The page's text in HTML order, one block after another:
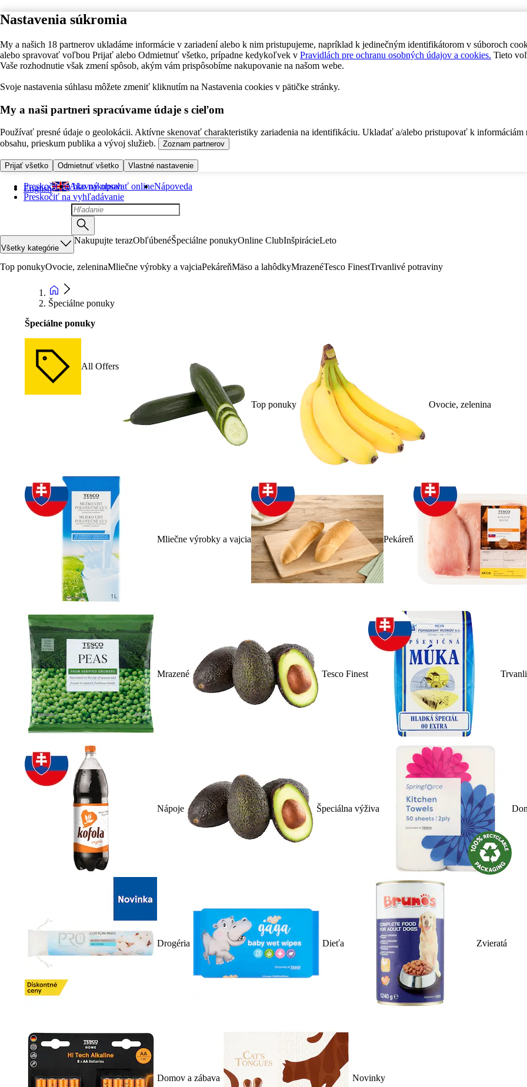
Nastavenia súkromia
My a našich 18 partnerov ukladáme informácie v zariadení alebo k nim pristupujeme, napríklad k jedinečným identifikátorom v súboroch
alebo spravovať voľbou Prijať alebo Odmietnuť všetko, prípadne kedykoľvek v Pravidlách pre ochranu osobných údajov a cookies. Tieto
Vaše rozhodnutie však zmení spôsob, akým vám prispôsobíme nakupovanie na našom webe.
Svoje nastavenia súhlasu môžete zmeniť kliknutím na Nastavenia cookies v pätičke stránky.
My a naši partneri spracúvame údaje s cieľom
Používať presné údaje o geolokácii. Aktívne skenovať charakteristiky zariadenia na identifikáciu. Ukladať a/alebo pristupovať k informáciám
obsahu, prieskum publika a vývoj služieb.
Zoznam partnerov
Prijať všetko Odmietnuť všetko Vlastné nastavenie
Preskočiť na hlavný obsah
Preskočiť na vyhľadávanie
English Ako nakupovať onlineNápoveda
Všetky kategórie
Nakupujte terazObľúbenéŠpeciálne ponukyOnline ClubInšpirácieLeto
Top ponukyOvocie, zeleninaMliečne výrobky a vajciaPekáreňMäso a lahôdkyMrazenéTesco FinestTrvanlivé potraviny
Špeciálne ponuky
Špeciálne ponuky
All Offers
Top ponuky Ovocie, zelenina
Mliečne výrobky a vajcia Pekáreň
Mrazené Tesco Finest
Nápoje Špeciálna výživa
Drogéria Dieťa Zvieratá
Domov a zábava Novinky